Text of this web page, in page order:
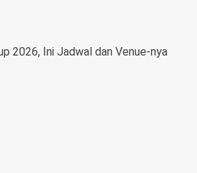
2026, Ini Jadwal dan Venue-nya